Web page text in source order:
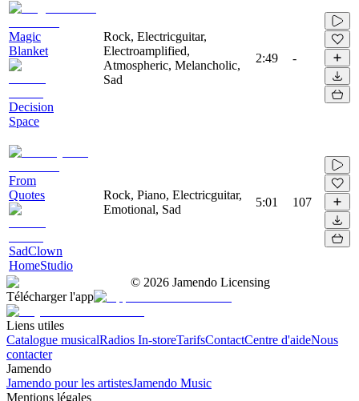
Magic
Blanket
Decision
Space
Rock, Electricguitar,
Electroamplified,
Atmospheric, Melancholic,
Sad
2:49 -
From
Quotes
SadClown
HomeStudio
Rock, Piano, Electricguitar,
Emotional, Sad
5:01 107
© 2026 Jamendo Licensing
Télécharger l'app
Liens utiles
Catalogue musicalRadios In-storeTarifsContactCentre d'aideNous
contacter
Jamendo
Jamendo pour les artistesJamendo Music
Mentions légales